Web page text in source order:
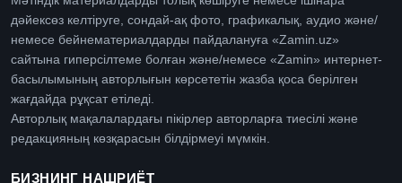
дәйексөз келтіруге, сондай-ақ фото, графикалық, аудио және/
немесе бейнематериалдарды пайдалануға «Zamin.uz»
сайтына гиперсілтеме болған және/немесе «Zamin» интернет-
басылымының авторлығын көрсететін жазба қоса берілген
жағдайда рұқсат етіледі.
Авторлық мақалалардағы пікірлер авторларға тиесілі және
редакцияның көзқарасын білдірмеуі мүмкін.
БИЗНИНГ НАШРИЁТ